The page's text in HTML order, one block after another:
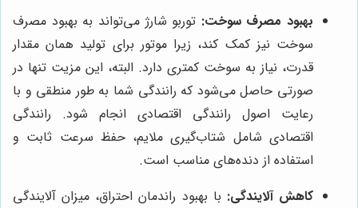
بهبود مصرف سوخت: توربو شارژ می‌تواند به بهبود مصرف
سوخت نیز کمک کند، زیرا موتور برای تولید همان مقدار
قدرت، نیاز به سوخت کمتری دارد. البته، این مزیت تنها در
صورتی حاصل می‌شود که رانندگی شما به طور منطقی و با
رعایت اصول رانندگی اقتصادی انجام شود. رانندگی
اقتصادی شامل شتاب‌گیری ملایم، حفظ سرعت ثابت و
استفاده از دنده‌های مناسب است.
کاهش آلایندگی: با بهبود راندمان احتراق، میزان آلایندگی